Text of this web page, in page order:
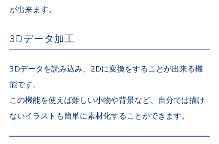
が出来ます。
3Dデータ加工
3Dデータを読み込み、2Dに変換をすることが出来る機
能です。
この機能を使えば難しい小物や背景など、自分では描け
ないイラストも簡単に素材化することができます。